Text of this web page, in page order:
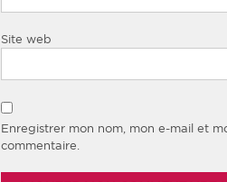
Site web
Enregistrer mon nom, mon e-mail et
commentaire.